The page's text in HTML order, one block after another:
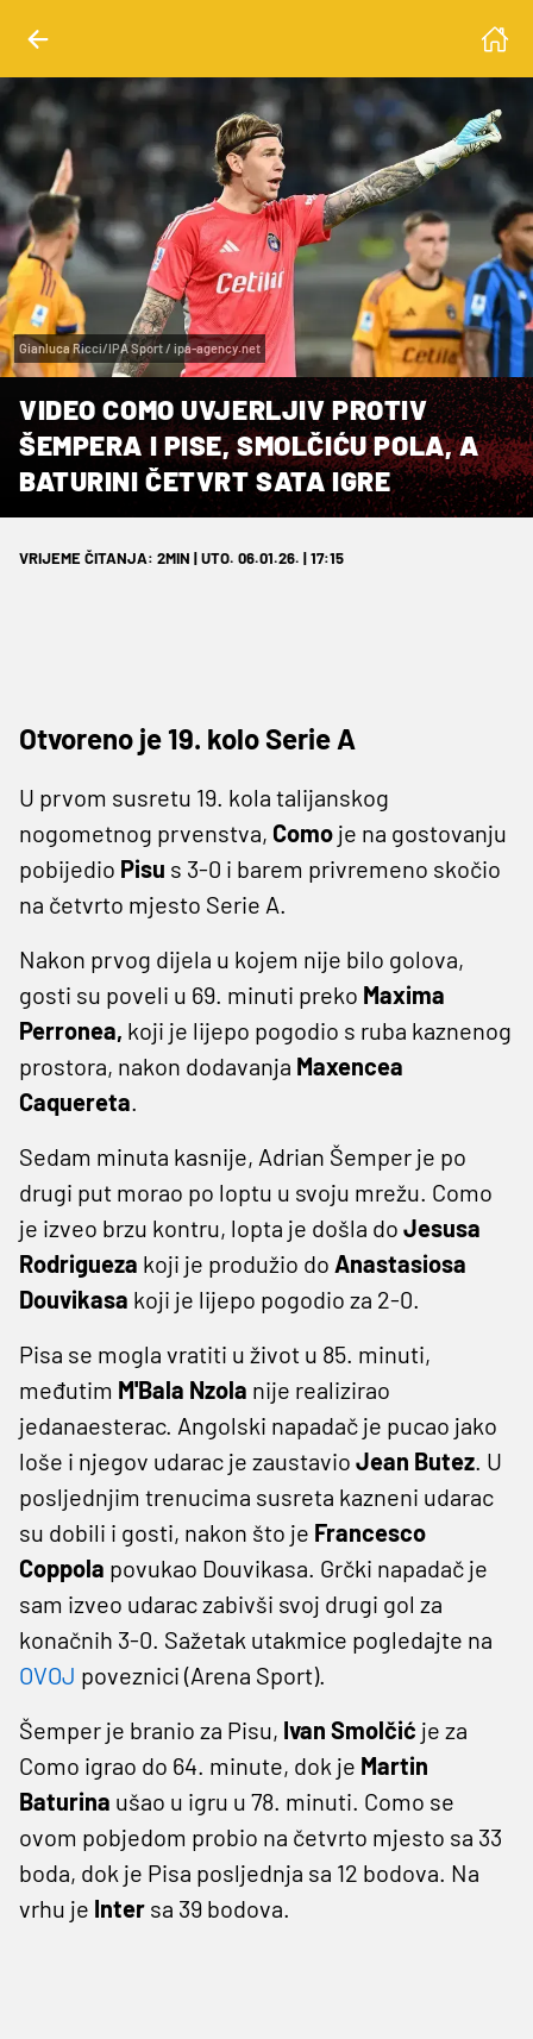
Gianluca Ricci/IPA Sport / ipa-agency.net
VIDEO COMO UVJERLJIV PROTIV
ŠEMPERA I PISE, SMOLČIĆU POLA, A
BATURINI ČETVRT SATA IGRE
VRIJEME ČITANJA: 2MIN | UTO. 06.01.26. | 17:15
Otvoreno je 19. kolo Serie A
U prvom susretu 19. kola talijanskog
nogometnog prvenstva, Como je na gostovanju
pobijedio Pisu s 3-0 i barem privremeno skočio
na četvrto mjesto Serie A.
Nakon prvog dijela u kojem nije bilo golova,
gosti su poveli u 69. minuti preko Maxima
Perronea, koji je lijepo pogodio s ruba kaznenog
prostora, nakon dodavanja Maxencea
Caquereta.
Sedam minuta kasnije, Adrian Šemper je po
drugi put morao po loptu u svoju mrežu. Como
je izveo brzu kontru, lopta je došla do Jesusa
Rodrigueza koji je produžio do Anastasiosa
Douvikasa koji je lijepo pogodio za 2-0.
Pisa se mogla vratiti u život u 85. minuti,
međutim M'Bala Nzola nije realizirao
jedanaesterac. Angolski napadač je pucao jako
loše i njegov udarac je zaustavio Jean Butez. U
posljednjim trenucima susreta kazneni udarac
su dobili i gosti, nakon što je Francesco
Coppola povukao Douvikasa. Grčki napadač je
sam izveo udarac zabivši svoj drugi gol za
konačnih 3-0. Sažetak utakmice pogledajte na
OVOJ poveznici (Arena Sport).
Šemper je branio za Pisu, Ivan Smolčić je za
Como igrao do 64. minute, dok je Martin
Baturina ušao u igru u 78. minuti. Como se
ovom pobjedom probio na četvrto mjesto sa 33
boda, dok je Pisa posljednja sa 12 bodova. Na
vrhu je Inter sa 39 bodova.